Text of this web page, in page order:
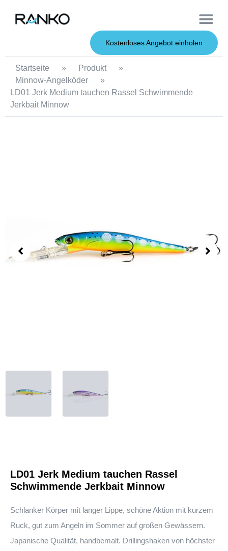
Kostenloses Angebot einholen
Startseite » Produkt
»
Minnow-Angelköder
»
LD01 Jerk Medium tauchen Rassel Schwimmende
Jerkbait Minnow
LD01 Jerk Medium tauchen Rassel
Schwimmende Jerkbait Minnow
Schlanker Körper mit langer Lippe, schöne Aktion mit kurzem
Ruck, gut zum Angeln im Sommer auf großen Gewässern.
Japanische Qualität, handbemalt. Drillingshaken von höchster